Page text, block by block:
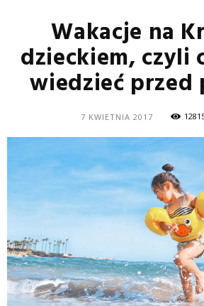
Wakacje na
dzieckiem, czyli
wiedzieć przed
7 KWIETNIA 2017